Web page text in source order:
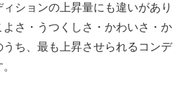
ションの上昇量にも違いがあり
よさ・うつくしさ・かわいさ・か
うち、最も上昇させられるコンデ